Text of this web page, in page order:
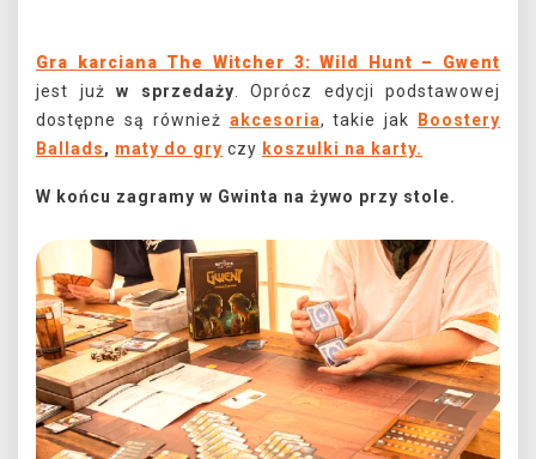
Gra karciana The Witcher 3: Wild Hunt – Gwent
jest już w sprzedaży . Oprócz edycji podstawowej
dostępne są również akcesoria, takie jak
Boostery
Ballads, maty do gry czy koszulki na karty.
W końcu zagramy w Gwinta na żywo przy stole.